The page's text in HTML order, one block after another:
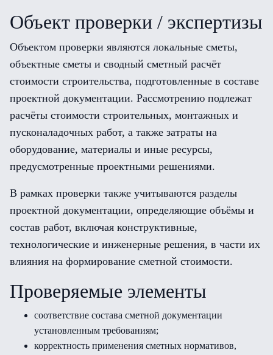
Объект проверки / экспертизы
Объектом проверки являются локальные сметы,
объектные сметы и сводный сметный расчёт
стоимости строительства, подготовленные в составе
проектной документации. Рассмотрению подлежат
расчёты стоимости строительных, монтажных и
пусконаладочных работ, а также затраты на
оборудование, материалы и иные ресурсы,
предусмотренные проектными решениями.
В рамках проверки также учитываются разделы
проектной документации, определяющие объёмы и
состав работ, включая конструктивные,
технологические и инженерные решения, в части их
влияния на формирование сметной стоимости.
Проверяемые элементы
соответствие состава сметной документации
установленным требованиям;
корректность применения сметных нормативов,